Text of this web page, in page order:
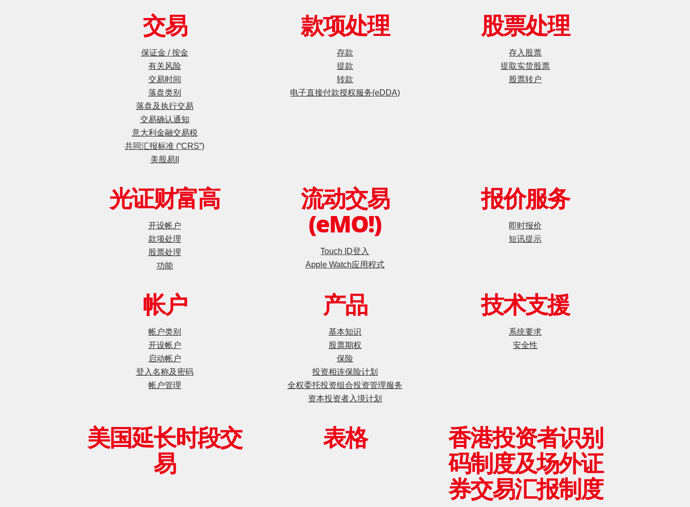
交易
保证金 / 按金
有关风险
交易时间
落盘类别
落盘及执行交易
交易确认通知
意大利金融交易税
共同汇报标准 (“CRS”)
美股易II
款项处理
存款
提款
转款
电子直接付款授权服务(eDDA)
股票处理
存入股票
提取实货股票
股票转户
光证财富高
开设帐户
款项处理
股票处理
功能
流动交易
(eMO!)
Touch ID登入
Apple Watch应用程式
报价服务
即时报价
短讯提示
帐户
帐户类别
开设帐户
启动帐户
登入名称及密码
帐户管理
产品
基本知识
股票期权
保险
投资相连保险计划
全权委托投资组合投资管理服务
资本投资者入境计划
技术支援
系统要求
安全性
美国延长时段交
易
表格
香港投资者识别
码制度及场外证
券交易汇报制度